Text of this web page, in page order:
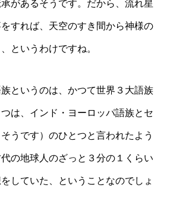
があるそうです。だから、流れ星
すれば、天空のすき間から神様の
というわけですね。
というのは、かつて世界３大語族
つは、インド・ヨーロッパ語族とセ
うです）のひとつと言われたよう
の地球人のざっと３分の１くらい
していた、ということなのでしょ